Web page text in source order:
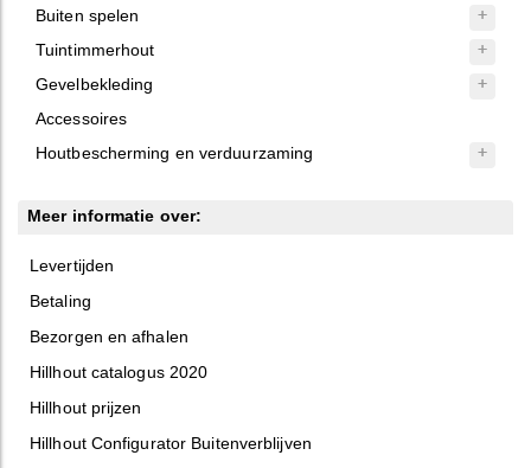
Buiten spelen
Tuintimmerhout
Gevelbekleding
Accessoires
Houtbescherming en verduurzaming
Meer informatie over:
Levertijden
Betaling
Bezorgen en afhalen
Hillhout catalogus 2020
Hillhout prijzen
Hillhout Configurator Buitenverblijven